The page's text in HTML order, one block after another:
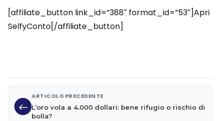
[affiliate_button link_id=”388″ format_id=”53″]Apri
SelfyConto[/affiliate_button]
ARTICOLO PRECEDENTE
L’oro vola a 4.000 dollari: bene rifugio o rischio di
bolla?